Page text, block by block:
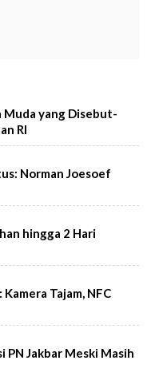
Muda yang Disebut-
RI
Norman Joesoef
hingga 2 Hari
Tajam, NFC
PN Jakbar Meski Masih